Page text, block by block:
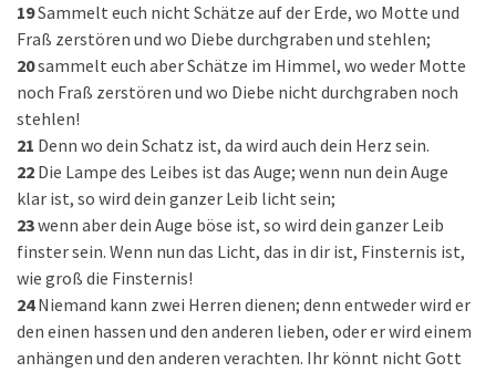
19Sammelt euch nicht Schätze auf der Erde, wo Motte und
Fraß zerstören und wo Diebe durchgraben und stehlen;
20sammelt euch aber Schätze im Himmel, wo weder Motte
noch Fraß zerstören und wo Diebe nicht durchgraben noch
stehlen!
21 Denn wo dein Schatz ist, da wird auch dein Herz sein.
22 Die Lampe des Leibes ist das Auge; wenn nun dein Auge
klar ist, so wird dein ganzer Leib licht sein;
23wenn aber dein Auge böse ist, so wird dein ganzer Leib
finster sein. Wenn nun das Licht, das in dir ist, Finsternis ist,
wie groß die Finsternis!
24 Niemand kann zwei Herren dienen; denn entweder wird er
den einen hassen und den anderen lieben, oder er wird einem
anhängen und den anderen verachten. Ihr könnt nicht Gott